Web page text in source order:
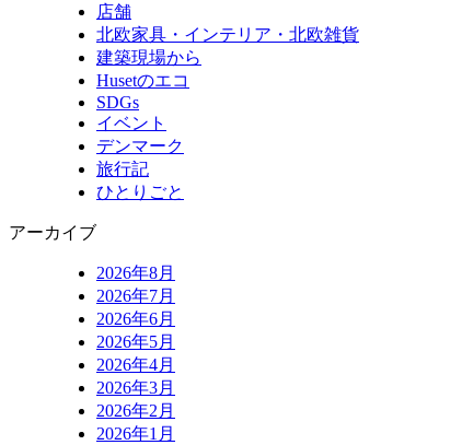
店舗
北欧家具・インテリア・北欧雑貨
建築現場から
Husetのエコ
SDGs
イベント
デンマーク
旅行記
ひとりごと
アーカイブ
2026年8月
2026年7月
2026年6月
2026年5月
2026年4月
2026年3月
2026年2月
2026年1月